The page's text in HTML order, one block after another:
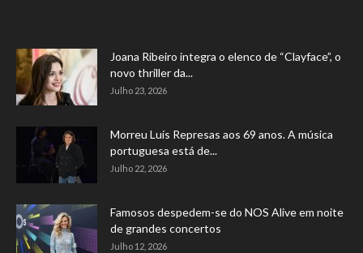
Joana Ribeiro integra o elenco de “Clayface”, o
novo thriller da...
Julho 23, 2026
Morreu Luís Represas aos 69 anos. A música
portuguesa está de...
Julho 22, 2026
Famosos despedem-se do NOS Alive em noite
de grandes concertos
Julho 12, 2026